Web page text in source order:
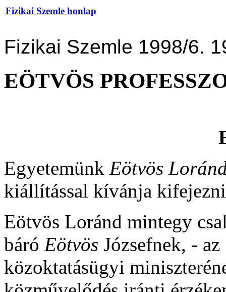
Fizikai Szemle honlap
Fizikai Szemle 1998/6.
EÖTVÖS
Egyetemünk Eötvös
kiállítással kívánja
Eötvös Loránd mintegy
báró Eötvös Józsefnek, -
közoktatásügyi